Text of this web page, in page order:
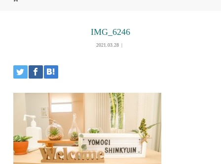
IMG_6246
2021.03.28